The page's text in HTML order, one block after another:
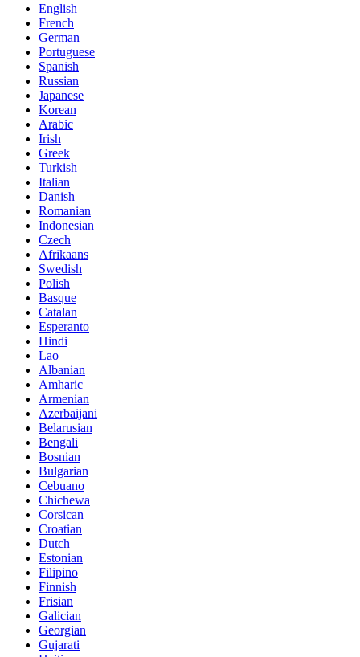
English
French
German
Portuguese
Spanish
Russian
Japanese
Korean
Arabic
Irish
Greek
Turkish
Italian
Danish
Romanian
Indonesian
Czech
Afrikaans
Swedish
Polish
Basque
Catalan
Esperanto
Hindi
Lao
Albanian
Amharic
Armenian
Azerbaijani
Belarusian
Bengali
Bosnian
Bulgarian
Cebuano
Chichewa
Corsican
Croatian
Dutch
Estonian
Filipino
Finnish
Frisian
Galician
Georgian
Gujarati